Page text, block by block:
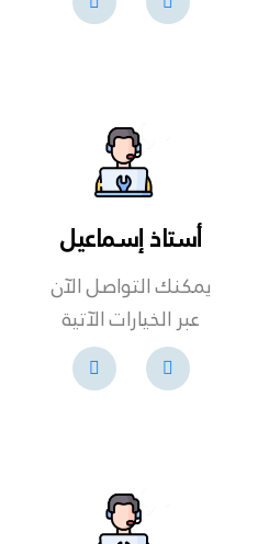
أستاذ إسماعيل
يمكنك التواصل الآن
عبر الخيارات الآتية